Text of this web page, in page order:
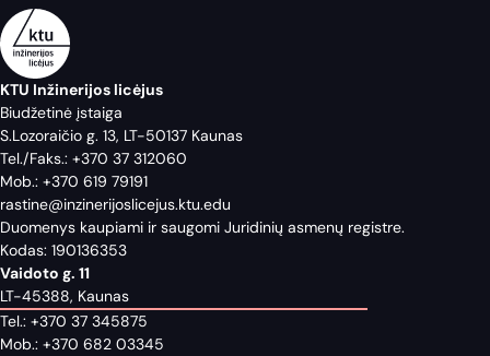
KTU Inžinerijos licėjus
Biudžetinė įstaiga
S.Lozoraičio g. 13, LT-50137 Kaunas
Tel./Faks.: +370 37 312060
Mob.: +370 619 79191
rastine@inzinerijoslicejus.ktu.edu
Duomenys kaupiami ir saugomi Juridinių asmenų registre.
Kodas: 190136353
Vaidoto g. 11
LT-45388, Kaunas
Tel.: +370 37 345875
Mob.: +370 682 03345